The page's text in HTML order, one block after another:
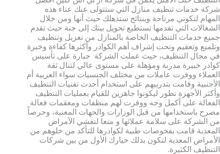
شركة خدمات تنظيف منازل التي ستتولى عنك عناء هذه
المهام لتكوني مرتاحة وبنتائج ستذهلك حيث أنها ومن خلال
الشغالات التي تقدمها تستطيع تحويل بيتك إلى جنة حيث تقدم
جميع خدمات التنظيف الخاصة بالمنازل من تعزيل وتنظيف
وتلميع وتعقيم وتحت إشراف أهم الكوادر وأكثرها كفاءة وخبرة
في مجال التنظيف، حيث عملت الشركة جبارة على تأسيس
كوادر خبيرة مدربة ومؤهلة على مستوى عالي لتنال ثقة
العملاء ووفرت عاملات من مختلف الجنسيات سواء العربية أم
الأجنبية وقامت بتدريبهم على استخدام أحدث تقنيات التنظيف
وأكثر الأجهزة تطور ليكونوا جاهزين للقيام بعمليات التنظيف
الفعالة على أكمل وجه ووفرت لهم منظفات ومعقمات فعالة
مصرح باستخدامها من قبل الوزارات والجهات المعنية، وحرصاً
من الشركة على سلامة عملائها و منعا لتفشي الأمراض
المعدية قامت بفحوصات طبية لكوادرها للتأكد من خلوهم من
الأمراض المعدية لتكون بذلك خيارك الأول من بين شركات
التنظيف الكثيرة.